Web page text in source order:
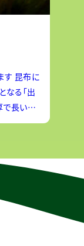
に
で長い葉
なるもの